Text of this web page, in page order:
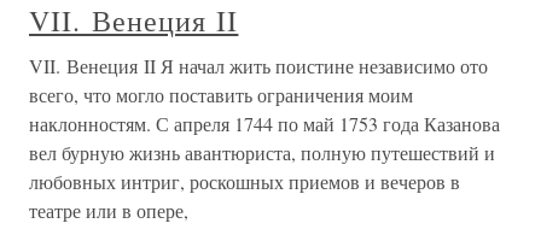
VII. Венеция II
VII. Венеция II Я начал жить поистине независимо ото
всего, что могло поставить ограничения моим
наклонностям. С апреля 1744 по май 1753 года Казанова
вел бурную жизнь авантюриста, полную путешествий и
любовных интриг, роскошных приемов и вечеров в
театре или в опере,